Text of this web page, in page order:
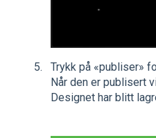
Trykk på «publiser»
Når den er publisert
Designet har blitt